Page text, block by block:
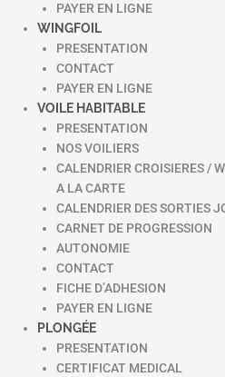
PAYER EN LIGNE
WINGFOIL
PRESENTATION
CONTACT
PAYER EN LIGNE
VOILE HABITABLE
PRESENTATION
NOS VOILIERS
CALENDRIER CROISIERES /
A LA CARTE
CALENDRIER DES SORTIES
CARNET DE PROGRESSION
AUTONOMIE
CONTACT
FICHE D’ADHESION
PAYER EN LIGNE
PLONGÉE
PRESENTATION
CERTIFICAT MEDICAL